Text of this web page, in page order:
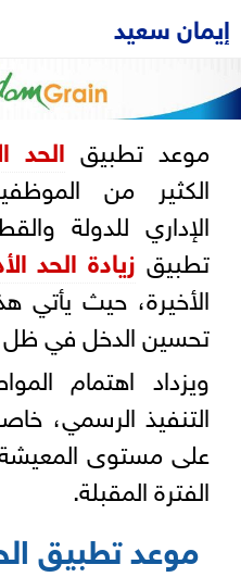
إيمان سعيد
موعد تطبيق الحد
الكثير من
الإداري للدولة
تطبيق زيادة الحد
الأخيرة، حيث يأتي
تحسين الدخل في ظل
ويزداد اهتمام
التنفيذ الرسمي،
على مستوى
الفترة المقبلة.
موعد تطبيق